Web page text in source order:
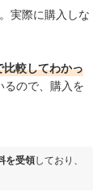
実際に購入しな
較してわかっ
るので、購入を
を受領しており、